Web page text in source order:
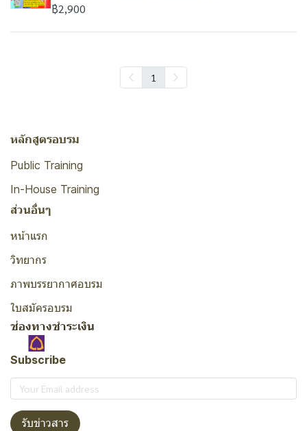
฿2,900
1
หลักสูตรอบรม
Public Training
In-House Training
ส่วนอื่นๆ
หน้าแรก
วิทยากร
ภาพบรรยากาศอบรม
ใบสมัครอบรม
ช่องทางชำระเงิน
Subscribe
รับข่าวสาร